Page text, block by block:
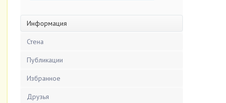
Информация
Стена
Публикации
Избранное
Друзья